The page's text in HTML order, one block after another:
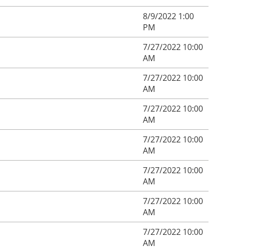
8/9/2022 1:00
PM
7/27/2022 10:00
AM
7/27/2022 10:00
AM
7/27/2022 10:00
AM
7/27/2022 10:00
AM
7/27/2022 10:00
AM
7/27/2022 10:00
AM
7/27/2022 10:00
AM